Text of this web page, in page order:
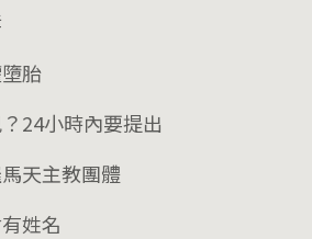
胎
24小時內要提出
天主教團體
姓名